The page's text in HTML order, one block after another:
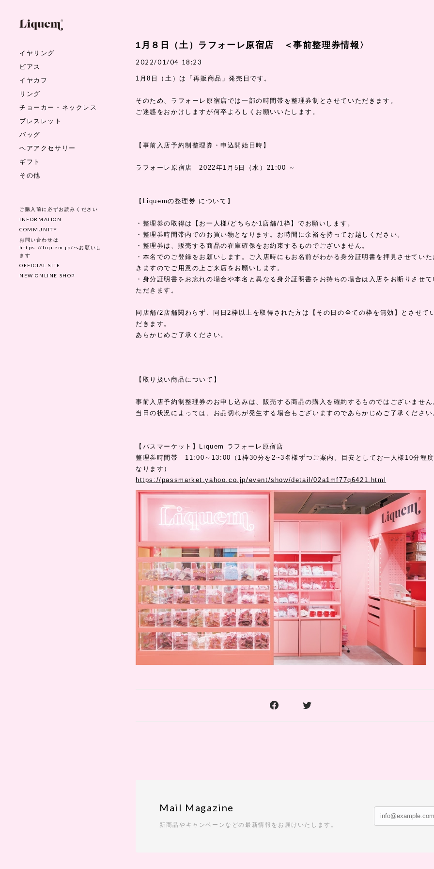
イヤリング
ピアス
イヤカフ
リング
チョーカー・ネックレス
ブレスレット
バッグ
ヘアアクセサリー
ギフト
その他
ご購入前に必ずお読みください
INFORMATION
COMMUNITY
お問い合わせは
https://liquem.jp/へお願いし
ます
OFFICIAL SITE
NEW ONLINE SHOP
1月８日（土）ラフォーレ原宿店 ＜事前整理券情報〉
2022/01/04 18:23
1月8日（土）は「再販商品」発売日です。
そのため、ラフォーレ原宿店では一部の時間帯を整理券制とさせていただきます。
ご迷惑をおかけしますが何卒よろしくお願いいたします。
【事前入店予約制整理券・申込開始日時】
ラフォーレ原宿店 2022年1月5日（水）21:00 ～
【Liquemの整理券 について】
・整理券の取得は【お一人様/どちらか1店舗/1枠】でお願いします。
・整理券時間帯内でのお買い物となります。お時間に余裕を持ってお越しください。
・整理券は、販売する商品の在庫確保をお約束するものでございません。
・本名でのご登録をお願いします。ご入店時にもお名前がわかる身分証明書を拝見させていた
きますのでご用意の上ご来店をお願いします。
・身分証明書をお忘れの場合や本名と異なる身分証明書をお持ちの場合は入店をお断りさせて
ただきます。
同店舗/2店舗関わらず、同日2枠以上を取得された方は【その日の全ての枠を無効】とさせて
だきます。
あらかじめご了承ください。
【取り扱い商品について】
事前入店予約制整理券のお申し込みは、販売する商品の購入を確約するものではございません
当日の状況によっては、お品切れが発生する場合もございますのであらかじめご了承ください
【パスマーケット】Liquem ラフォーレ原宿店
整理券時間帯 11:00～13:00（1枠30分を2~3名様ずつご案内。目安としてお一人様10分程
なります）
https://passmarket.yahoo.co.jp/event/show/detail/02a1mf77q6421.html
Mail Magazine
新商品やキャンペーンなどの最新情報をお届けいたします。